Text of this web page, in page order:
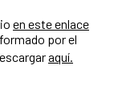
en este enlace
por el
aquí.